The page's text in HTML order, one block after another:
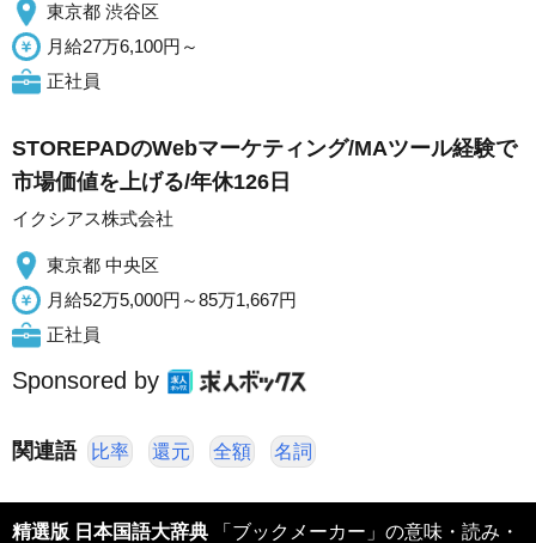
東京都 渋谷区
月給27万6,100円～
正社員
STOREPADのWebマーケティング/MAツール経験で
市場価値を上げる/年休126日
イクシアス株式会社
東京都 中央区
月給52万5,000円～85万1,667円
正社員
Sponsored by
関連語 比率 還元 全額 名詞
精選版 日本国語大辞典